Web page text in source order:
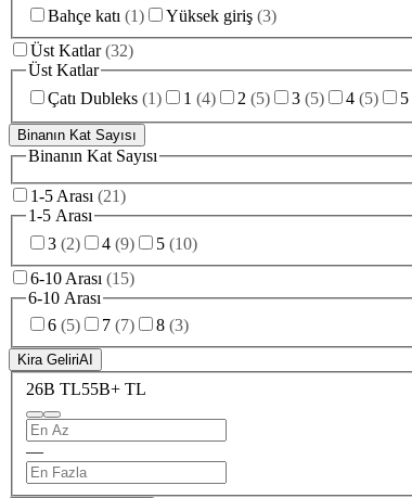
Bahçe katı (1) Yüksek giriş (3)
Üst Katlar (32)
Üst Katlar
Çatı Dubleks (1) 1 (4) 2 (5) 3 (5) 4 (5) 5
Binanın Kat Sayısı
Binanın Kat Sayısı
1-5 Arası (21)
1-5 Arası
3 (2) 4 (9) 5 (10)
6-10 Arası (15)
6-10 Arası
6 (5) 7 (7) 8 (3)
Kira GeliriAI
26B TL55B+ TL
—